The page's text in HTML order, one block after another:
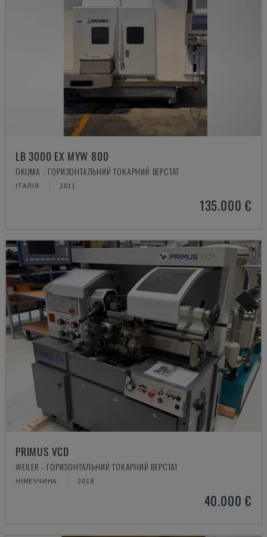
LB 3000 EX MYW 800
OKUMA - ГОРИЗОНТАЛЬНИЙ ТОКАРНИЙ ВЕРСТАТ
ІТАЛІЯ 2011
135.000 €
PRIMUS VCD
WEILER - ГОРИЗОНТАЛЬНИЙ ТОКАРНИЙ ВЕРСТАТ
НІМЕЧЧИНА 2018
40.000 €